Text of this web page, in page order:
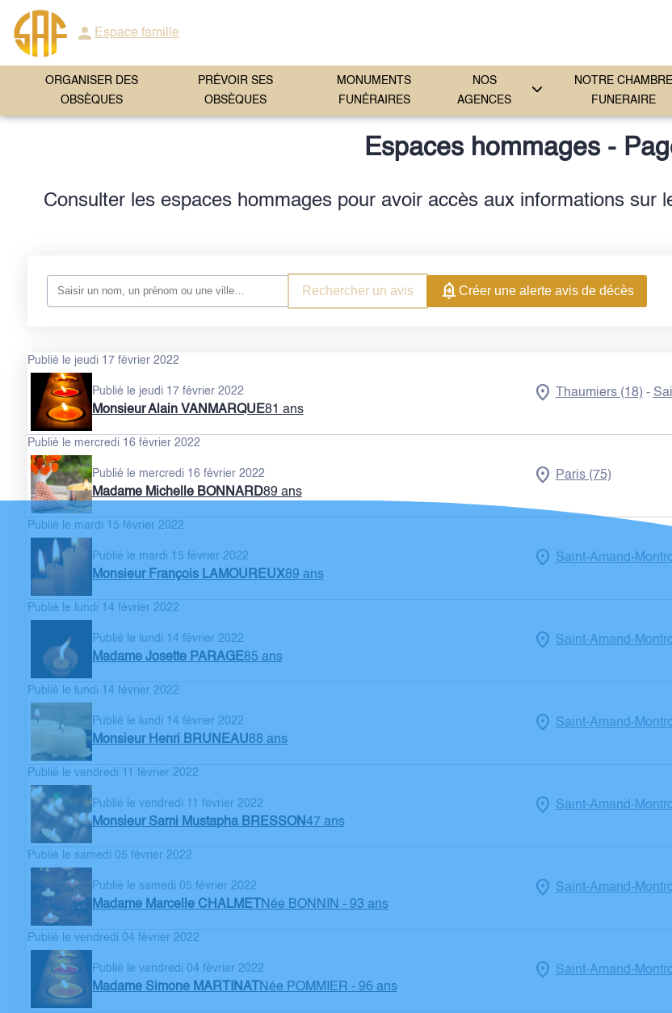
Espace famille
ORGANISER DES
OBSÈQUES
PRÉVOIR SES
OBSÈQUES
MONUMENTS
FUNÉRAIRES
NOS
AGENCES
NOTRE CHAMBRE
FUNERAIRE
Espaces hommages -
Consulter les espaces hommages pour avoir accès aux informations sur
Rechercher un avis Créer une alerte avis de décès
Publié le jeudi 17 février 2022
Publié le jeudi 17 février 2022
Monsieur Alain VANMARQUE81 ans
Thaumiers (18)-
Publié le mercredi 16 février 2022
Publié le mercredi 16 février 2022
Madame Michelle BONNARD89 ans
Paris (75)
Publié le mardi 15 février 2022
Publié le mardi 15 février 2022
Monsieur François LAMOUREUX89 ans
Saint-Amand-
Publié le lundi 14 février 2022
Publié le lundi 14 février 2022
Madame Josette PARAGE85 ans
Saint-Amand-
Publié le lundi 14 février 2022
Publié le lundi 14 février 2022
Monsieur Henri BRUNEAU88 ans
Saint-Amand-
Publié le vendredi 11 février 2022
Publié le vendredi 11 février 2022
Monsieur Sami Mustapha BRESSON47 ans
Saint-Amand-
Publié le samedi 05 février 2022
Publié le samedi 05 février 2022
Madame Marcelle CHALMET Née BONNIN - 93 ans
Saint-Amand-
Publié le vendredi 04 février 2022
Publié le vendredi 04 février 2022
Madame Simone MARTINAT Née POMMIER - 96 ans
Saint-Amand-